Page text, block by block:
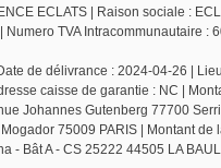
ECLATS | Raison sociale :
TVA Intracommunautaire
de délivrance : 2024-04-26 |
caisse de garantie : NC |
Johannes Gutenberg 77700
75009 PARIS | Montant
- Bât A - CS 25222 44505 LA